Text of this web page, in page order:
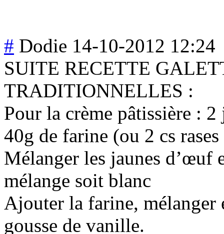
# Dodie 14-10-2012 12:24
SUITE RECETTE
TRADITIONNELLES :
Pour la crème pâtissière :
40g de farine (ou 2 cs
Mélanger les jaunes d’œuf
mélange soit blanc
Ajouter la farine,
gousse de vanille.